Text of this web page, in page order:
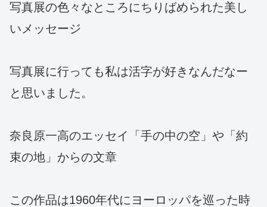
写真展の色々なところにちりばめられた美し
いメッセージ
写真展に行っても私は活字が好きなんだなー
と思いました。
奈良原一高のエッセイ「手の中の空」や「約
束の地」からの文章
この作品は1960年代にヨーロッパを巡った時